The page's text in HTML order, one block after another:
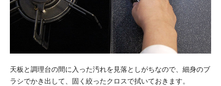
天板と調理台の間に入った汚れを見落としがちなので、細身のブ
ラシでかき出して、固く絞ったクロスで拭いておきます。